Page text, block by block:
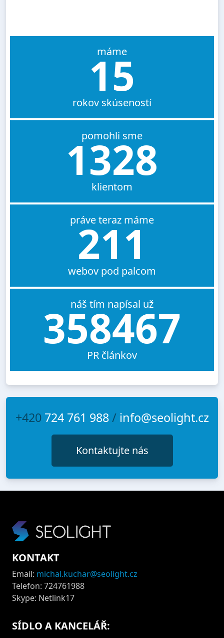
máme
15
rokov skúseností
pomohli sme
1328
klientom
práve teraz máme
211
webov pod palcom
náš tím napísal už
358467
PR článkov
+420 724 761 988/ info@seolight.cz
Kontaktujte nás
KONTAKT
Email: michal.kuchar@seolight.cz
Telefon: 724761988
Skype: Netlink17
SÍDLO A KANCELÁŘ: